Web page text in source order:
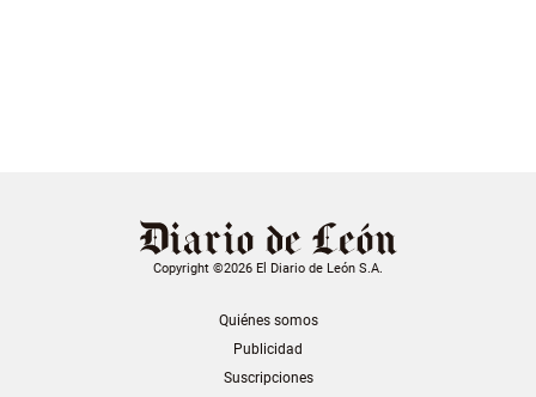
Copyright ©2026 El Diario de León S.A.
Quiénes somos
Publicidad
Suscripciones